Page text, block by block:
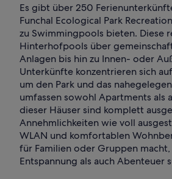
Es gibt über 250
Funchal Ecological Park
zu Swimmingpools bieten. Diese
Hinterhofpools über
Anlagen bis hin zu Innen- oder
Unterkünfte konzentrieren sich
um den Park und das
umfassen sowohl Apartments als
dieser Häuser sind komplett
Annehmlichkeiten wie voll
WLAN und komfortablen
für Familien oder Gruppen
Entspannung als auch Abenteuer